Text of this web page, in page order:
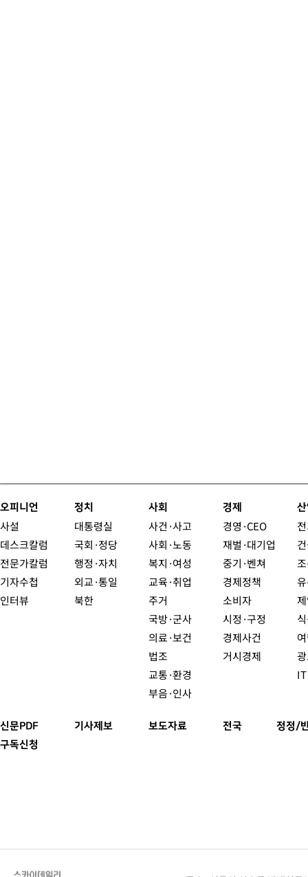
오피니언
사설
데스크칼럼
전문가칼럼
기자수첩
인터뷰
정치
대통령실
국회·정당
행정·자치
외교·통일
북한
사회
사건·사고
사회·노동
복지·여성
교육·취업
주거
국방·군사
의료·보건
법조
교통·환경
부음·인사
경제
경영·CEO
재벌·대기업
중기·벤쳐
경제정책
소비자
시정·구정
경제사건
거시경제
신문PDF
구독신청
기사제보 보도자료 전국 정정/